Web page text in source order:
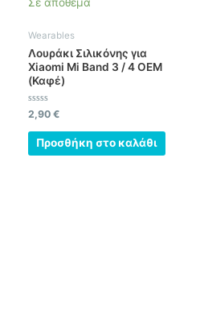
Wearables
Λουράκι Σιλικόνης για
Xiaomi Mi Band 3 / 4 OEM
(Καφέ)
Βαθμολογήθηκε
με
0
από
2,90 €
Προσθήκη στο καλάθι